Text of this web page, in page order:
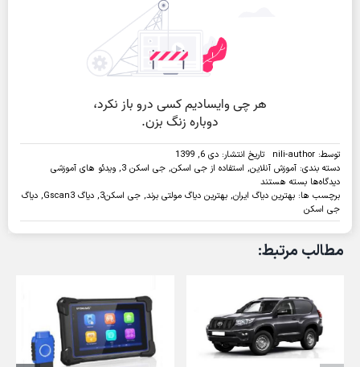
توسط: nili-author
تاریخ انتشار: دی 6, 1399
دسته بندی: آموزش آنلاین, استفاده از جی اسکن, جی اسکن 3 , ویدئو های آموزشی
دیدگاه‌ها برای
ویدئو:جی
اسکن
3
و
تفاوت
های
گذشته
ی
دیاگ
جی
بسته هستند
برچسب ها: بهترین دیاگ ایران, بهترین دیاگ مولتی برند, جی اسکن3 , دیاگ Gscan3 , دیاگ
جی اسکن
مطالب مرتبط: